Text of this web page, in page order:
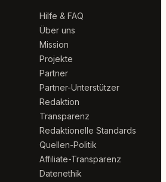
Hilfe & FAQ
Über uns
Mission
Projekte
Partner
Partner-Unterstützer
Redaktion
Transparenz
Redaktionelle Standards
Quellen-Politik
Affiliate-Transparenz
Datenethik